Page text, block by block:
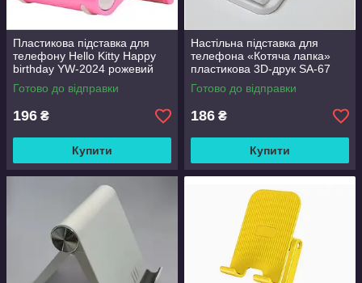
Пластикова підставка для
телефону Hello Kitty Happy
birthday YW-2024 рожевий
Готово до відправки
196 ₴
Купити
Настільна підставка для
телефона «Котяча лапка»
пластикова 3D-друк SA-67
Готово до відправки
186 ₴
Купити